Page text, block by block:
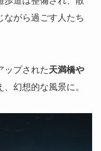
ながら過ごす人たち
ップされた天満橋や
幻想的な風景に。